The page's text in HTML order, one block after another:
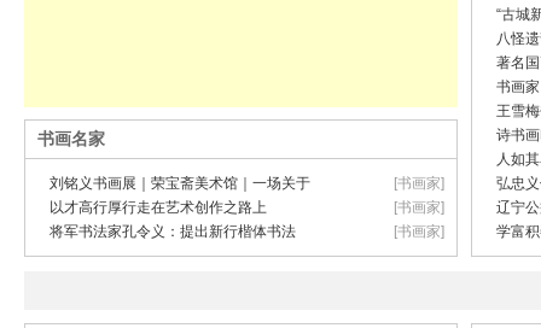
书画名家
[书画家]
刘铭义书画展｜荣宝斋美术馆｜一场关于
[书画家]
以才高行厚行走在艺术创作之路上
[书画家]
将军书法家孔令义：提出新行楷体书法
“古城
八怪
著名
书画
王雪
诗书
人如
弘忠
辽宁
学富